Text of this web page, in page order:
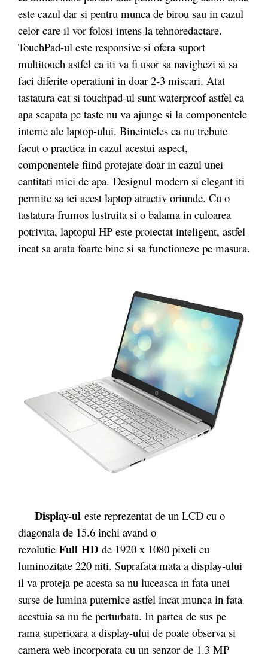
este cazul dar si pentru munca de birou sau in cazul
celor care il vor folosi intens la tehnoredactare.
TouchPad-ul este responsive si ofera suport
multitouch astfel ca iti va fi usor sa navighezi si sa
faci diferite operatiuni in doar 2-3 miscari. Atat
tastatura cat si touchpad-ul sunt waterproof astfel ca
apa scapata pe taste nu va ajunge si la componentele
interne ale laptop-ului. Bineinteles ca nu trebuie
facut o practica in cazul acestui aspect,
componentele fiind protejate doar in cazul unei
cantitati mici de apa. Designul modern si elegant iti
permite sa iei acest laptop atractiv oriunde. Cu o
tastatura frumos lustruita si o balama in culoarea
potrivita, laptopul HP este proiectat inteligent, astfel
incat sa arata foarte bine si sa functioneze pe masura.
Display-ul este reprezentat de un LCD cu o
diagonala de 15.6 inchi avand o
rezolutie Full HD de 1920 x 1080 pixeli cu
luminozitate 220 niti. Suprafata mata a display-ului
il va proteja pe acesta sa nu luceasca in fata unei
surse de lumina puternice astfel incat munca in fata
acestuia sa nu fie perturbata. In partea de sus pe
rama superioara a display-ului de poate observa si
camera web incorporata cu un senzor de 1.3 MP